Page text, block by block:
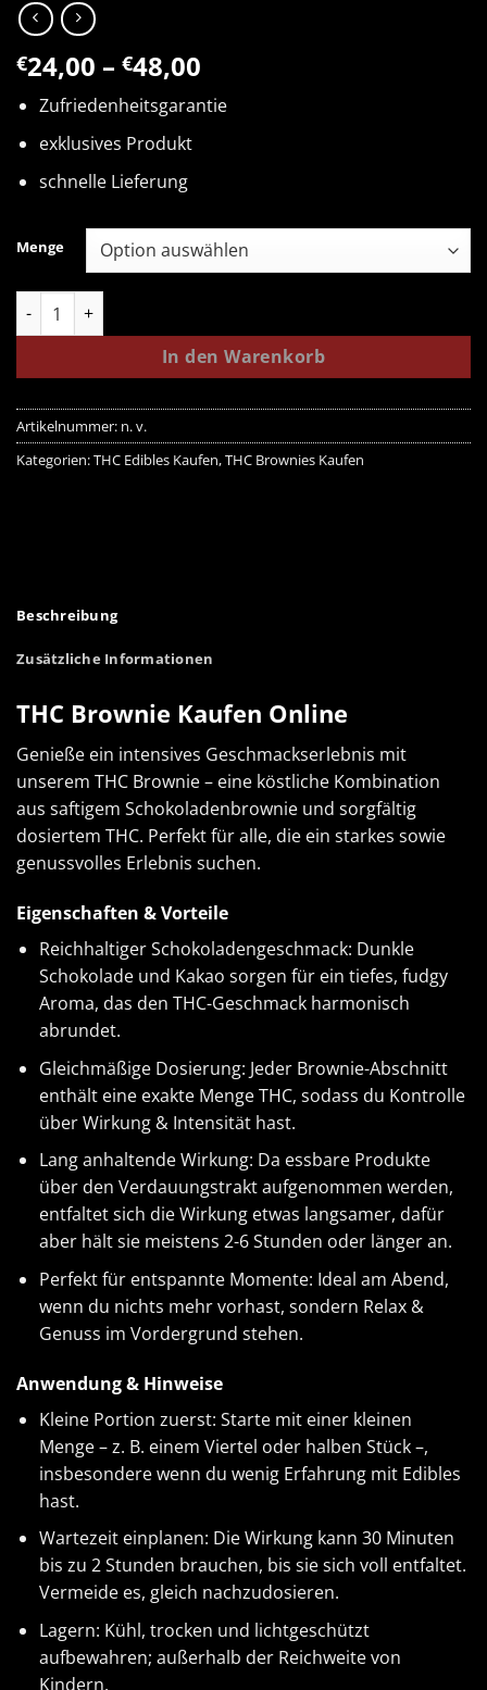
€24,00 – €48,00
€24,00
bis
Zufriedenheitsgarantie
exklusives Produkt
schnelle Lieferung
Menge
THC Brownie Menge
In den Warenkorb
Artikelnummer: n. v.
Kategorien:THC Edibles Kaufen,THC Brownies Kaufen
Beschreibung
Zusätzliche Informationen
THC Brownie Kaufen Online
Genieße ein intensives Geschmackserlebnis mit
unserem THC Brownie – eine köstliche Kombination
aus saftigem Schokoladenbrownie und sorgfältig
dosiertem THC. Perfekt für alle, die ein starkes sowie
genussvolles Erlebnis suchen.
Eigenschaften & Vorteile
Reichhaltiger Schokoladengeschmack: Dunkle
Schokolade und Kakao sorgen für ein tiefes, fudgy
Aroma, das den THC-Geschmack harmonisch
abrundet.
Gleichmäßige Dosierung: Jeder Brownie-Abschnitt
enthält eine exakte Menge THC, sodass du Kontrolle
über Wirkung & Intensität hast.
Lang anhaltende Wirkung: Da essbare Produkte
über den Verdauungstrakt aufgenommen werden,
entfaltet sich die Wirkung etwas langsamer, dafür
aber hält sie meistens 2-6 Stunden oder länger an.
Perfekt für entspannte Momente: Ideal am Abend,
wenn du nichts mehr vorhast, sondern Relax &
Genuss im Vordergrund stehen.
Anwendung & Hinweise
Kleine Portion zuerst: Starte mit einer kleinen
Menge – z. B. einem Viertel oder halben Stück –,
insbesondere wenn du wenig Erfahrung mit Edibles
hast.
Wartezeit einplanen: Die Wirkung kann 30 Minuten
bis zu 2 Stunden brauchen, bis sie sich voll entfaltet.
Vermeide es, gleich nachzudosieren.
Lagern: Kühl, trocken und lichtgeschützt
aufbewahren; außerhalb der Reichweite von
Kindern.